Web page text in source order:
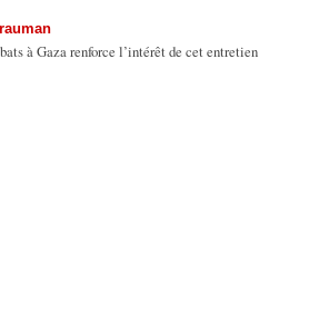
à Gaza renforce l’intérêt de cet entretien